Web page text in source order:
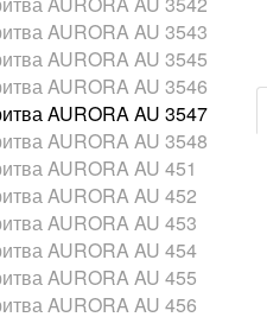
AURORA AU 3543
AURORA AU 3545
AURORA AU 3546
AURORA AU 3547
AURORA AU 3548
AURORA AU 451
AURORA AU 452
AURORA AU 453
AURORA AU 454
AURORA AU 455
AURORA AU 456